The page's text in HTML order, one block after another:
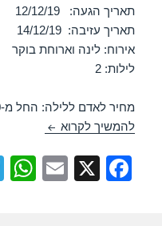
תאריך הגעה: 12/12/19
תאריך עזיבה: 14/12/19
אירוח: לינה וארוחת בוקר
לילות: 2
מחיר לאדם ללילה: החל מ-₪520
להמשיך לקרוא מלון
F
X
E